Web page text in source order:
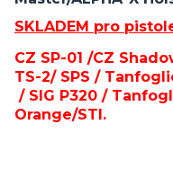
SKLADEM pro
CZ SP-01 /CZ
TS-2/ SPS /
/ SIG P320 /
Orange/STI.